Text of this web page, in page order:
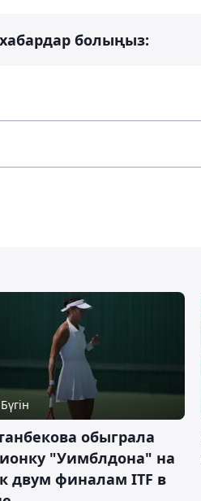
болыңыз:
обыграла
"Уимблдона" на
двум финалам ITF в